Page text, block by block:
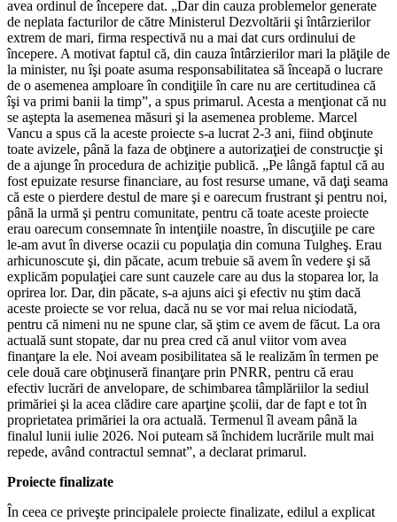
avea ordinul de începere dat. „Dar din cauza problemelor generate
de neplata facturilor de către Ministerul Dezvoltării şi întârzierilor
extrem de mari, firma respectivă nu a mai dat curs ordinului de
începere. A motivat faptul că, din cauza întârzierilor mari la plăţile de
la minister, nu îşi poate asuma responsabilitatea să înceapă o lucrare
de o asemenea amploare în condiţiile în care nu are certitudinea că
îşi va primi banii la timp”, a spus primarul. Acesta a menţionat că nu
se aştepta la asemenea măsuri şi la asemenea probleme. Marcel
Vancu a spus că la aceste proiecte s-a lucrat 2-3 ani, fiind obţinute
toate avizele, până la faza de obţinere a autorizaţiei de construcţie şi
de a ajunge în procedura de achiziţie publică. „Pe lângă faptul că au
fost epuizate resurse financiare, au fost resurse umane, vă daţi seama
că este o pierdere destul de mare şi e oarecum frustrant şi pentru noi,
până la urmă şi pentru comunitate, pentru că toate aceste proiecte
erau oarecum consemnate în intenţiile noastre, în discuţiile pe care
le-am avut în diverse ocazii cu populaţia din comuna Tulgheş. Erau
arhicunoscute şi, din păcate, acum trebuie să avem în vedere şi să
explicăm populaţiei care sunt cauzele care au dus la stoparea lor, la
oprirea lor. Dar, din păcate, s-a ajuns aici şi efectiv nu ştim dacă
aceste proiecte se vor relua, dacă nu se vor mai relua niciodată,
pentru că nimeni nu ne spune clar, să ştim ce avem de făcut. La ora
actuală sunt stopate, dar nu prea cred că anul viitor vom avea
finanţare la ele. Noi aveam posibilitatea să le realizăm în termen pe
cele două care obţinuseră finanţare prin PNRR, pentru că erau
efectiv lucrări de anvelopare, de schimbarea tâmplăriilor la sediul
primăriei şi la acea clădire care aparţine şcolii, dar de fapt e tot în
proprietatea primăriei la ora actuală. Termenul îl aveam până la
finalul lunii iulie 2026. Noi puteam să închidem lucrările mult mai
repede, având contractul semnat”, a declarat primarul.
Proiecte finalizate
În ceea ce priveşte principalele proiecte finalizate, edilul a explicat